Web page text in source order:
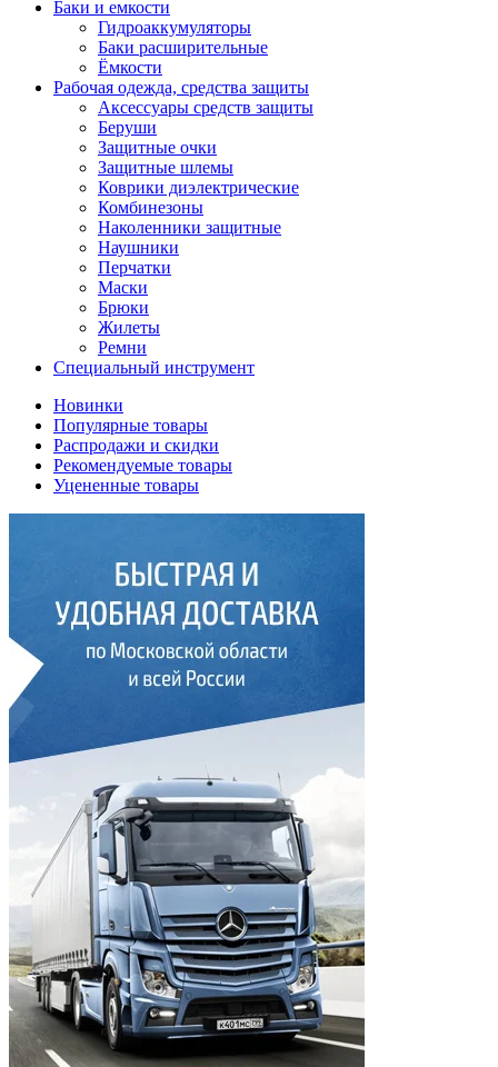
Баки и емкости
Гидроаккумуляторы
Баки расширительные
Ёмкости
Рабочая одежда, средства защиты
Аксессуары средств защиты
Беруши
Защитные очки
Защитные шлемы
Коврики диэлектрические
Комбинезоны
Наколенники защитные
Наушники
Перчатки
Маски
Брюки
Жилеты
Ремни
Специальный инструмент
Новинки
Популярные товары
Распродажи и скидки
Рекомендуемые товары
Уцененные товары